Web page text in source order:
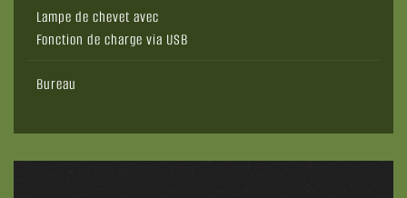
Lampe de chevet avec
Fonction de charge via USB
Bureau